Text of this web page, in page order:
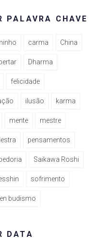
PALAVRA CHAVE
carma China
Dharma
felicidade
ilusão karma
mente mestre
pensamentos
Saikawa Roshi
sofrimento
budismo
DATA